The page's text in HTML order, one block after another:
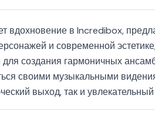
вдохновение в Incredibox,
и современной
создания гармоничных
своими музыкальными
выход, так и